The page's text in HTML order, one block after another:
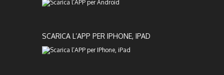
SCARICA L’APP PER IPHONE, IPAD